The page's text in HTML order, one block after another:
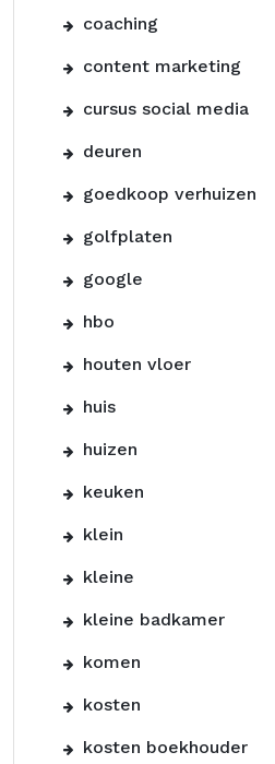
coaching
content marketing
cursus social media
deuren
goedkoop verhuizen
golfplaten
google
hbo
houten vloer
huis
huizen
keuken
klein
kleine
kleine badkamer
komen
kosten
kosten boekhouder